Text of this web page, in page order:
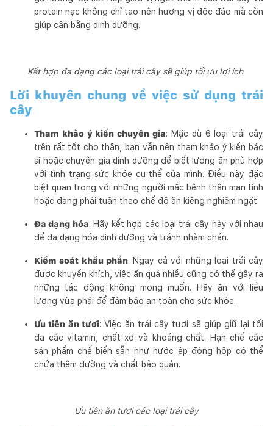
protein nạc không chỉ tạo nên hương vị độc đáo mà còn
giúp cân bằng dinh dưỡng.
Kết hợp đa dạng các loại trái cây sẽ giúp tối ưu lợi ích
Lời khuyên chung về việc sử dụng trái
cây
Tham khảo ý kiến chuyên gia: Mặc dù 6 loại trái cây
trên rất tốt cho thận, bạn vẫn nên tham khảo ý kiến bác
sĩ hoặc chuyên gia dinh dưỡng để biết lượng ăn phù hợp
với tình trạng sức khỏe cụ thể của mình. Điều này đặc
biệt quan trọng với những người mắc bệnh thận mạn tính
hoặc đang phải tuân theo chế độ ăn kiêng nghiêm ngặt.
Đa dạng hóa: Hãy kết hợp các loại trái cây này với nhau
để đa dạng hóa dinh dưỡng và tránh nhàm chán.
Kiểm soát khẩu phần: Ngay cả với những loại trái cây
được khuyến khích, việc ăn quá nhiều cũng có thể gây ra
những tác động không mong muốn. Hãy ăn với liều
lượng vừa phải để đảm bảo an toàn cho sức khỏe.
Ưu tiên ăn tươi: Việc ăn trái cây tươi sẽ giúp giữ lại tối
đa các vitamin, chất xơ và khoáng chất. Hạn chế các
sản phẩm chế biến sẵn như nước ép đóng hộp có thể
chứa thêm đường và chất bảo quản.
Ưu tiên ăn tươi các loại trái cây